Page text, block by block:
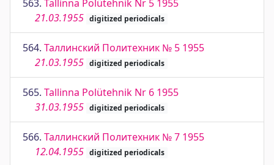
563. Tallinna Polütehnik Nr 5 1955
21.03.1955 digitized periodicals
564. Таллинский Политехник № 5 1955
21.03.1955 digitized periodicals
565. Tallinna Polütehnik Nr 6 1955
31.03.1955 digitized periodicals
566. Таллинский Политехник № 7 1955
12.04.1955 digitized periodicals